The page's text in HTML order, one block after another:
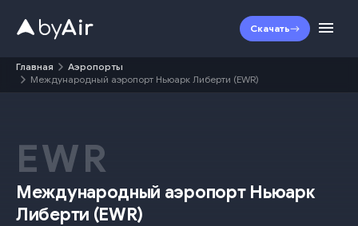
Скачать
Главная
Аэропорты
Международный аэропорт Ньюарк Либерти (EWR)
EWR
Международный аэропорт Ньюарк
Либерти (EWR)